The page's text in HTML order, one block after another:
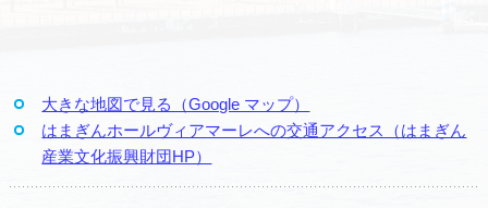
大きな地図で見る（Google マップ）
はまぎんホールヴィアマーレへの交通アクセス（はまぎん
産業文化振興財団HP）